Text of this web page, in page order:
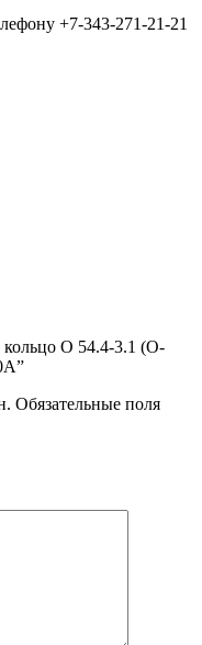
+7-343-271-21-21
O 54.4-3.1 (O-
Обязательные поля